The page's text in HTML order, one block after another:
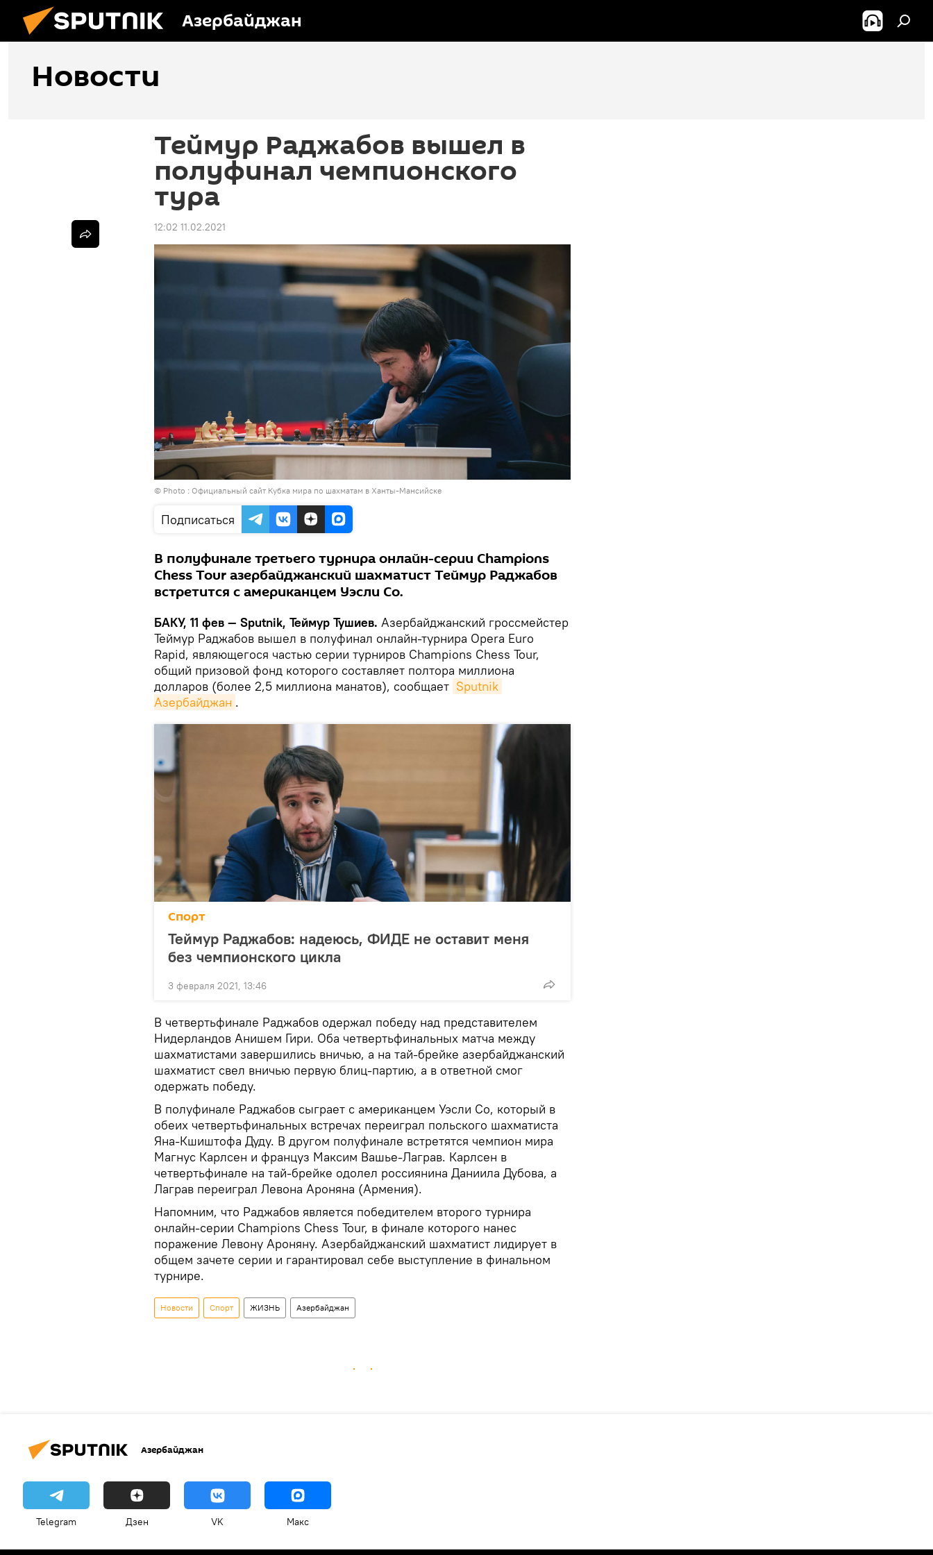
Азербайджан
Новости
Теймур Раджабов вышел в
полуфинал чемпионского
тура
12:02 11.02.2021
© Photo : Официальный сайт Кубка мира по шахматам в Ханты-Мансийске
Подписаться
В полуфинале третьего турнира онлайн-серии Champions
Chess Tour азербайджанский шахматист Теймур Раджабов
встретится с американцем Уэсли Со.
БАКУ, 11 фев — Sputnik, Теймур Тушиев. Азербайджанский гроссмейстер
Теймур Раджабов вышел в полуфинал онлайн-турнира Opera Euro
Rapid, являющегося частью серии турниров Champions Chess Tour,
общий призовой фонд которого составляет полтора миллиона
долларов (более 2,5 миллиона манатов), сообщает Sputnik
Азербайджан .
Спорт
Теймур Раджабов: надеюсь, ФИДЕ не оставит меня
без чемпионского цикла
3 февраля 2021, 13:46
В четвертьфинале Раджабов одержал победу над представителем
Нидерландов Анишем Гири. Оба четвертьфинальных матча между
шахматистами завершились вничью, а на тай-брейке азербайджанский
шахматист свел вничью первую блиц-партию, а в ответной смог
одержать победу.
В полуфинале Раджабов сыграет с американцем Уэсли Со, который в
обеих четвертьфинальных встречах переиграл польского шахматиста
Яна-Кшиштофа Дуду. В другом полуфинале встретятся чемпион мира
Магнус Карлсен и француз Максим Вашье-Лаграв. Карлсен в
четвертьфинале на тай-брейке одолел россиянина Даниила Дубова, а
Лаграв переиграл Левона Ароняна (Армения).
Напомним, что Раджабов является победителем второго турнира
онлайн-серии Champions Chess Tour, в финале которого нанес
поражение Левону Ароняну. Азербайджанский шахматист лидирует в
общем зачете серии и гарантировал себе выступление в финальном
турнире.
Новости Спорт ЖИЗНЬ Азербайджан
Азербайджан
Telegram Дзен VK Макс